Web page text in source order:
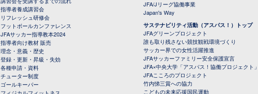
指導者養成講習会
リフレッシュ研修会
フットボールカンファレンス
JFAサッカー指導教本2024
指導者向け教材 販売
理念・意義・歴史
登録・更新・昇級・失効
各種申請・資料
チューター制度
ゴールキーパー
JFA/Jリーグ協働事業
Japan's Way
サステナビリティ活動（アスパス！）トップ
JFAグリーンプロジェクト
誰も取り残さない競技観戦環境づくり
サッカー界での女性活躍推進
JFAサッカーファミリー安全保護宣言
JFA×中央大学「アスパス！協働プロジェクト」
JFAこころのプロジェクト
竹内悌三賞への協力
こどもの未来応援国民運動